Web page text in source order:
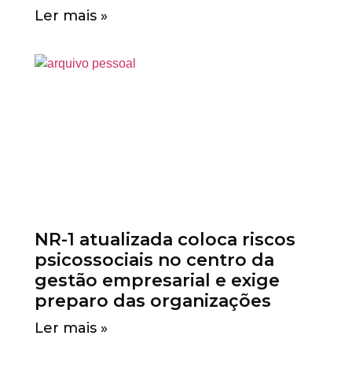
Ler mais »
NR-1 atualizada coloca riscos
psicossociais no centro da
gestão empresarial e exige
preparo das organizações
Ler mais »